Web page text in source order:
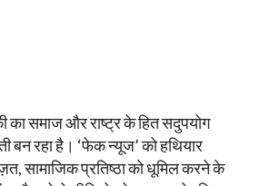
का समाज और राष्ट्र के हित सदुपयोग
बन रहा है। ‘फेक न्यूज’ को हथियार
सामाजिक प्रतिष्ठा को धूमिल करने के